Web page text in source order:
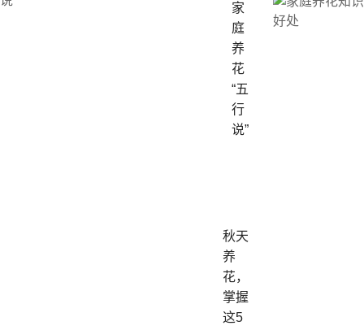
家
庭
养
花
“五
行
说”
秋天
养
花，
掌握
这5